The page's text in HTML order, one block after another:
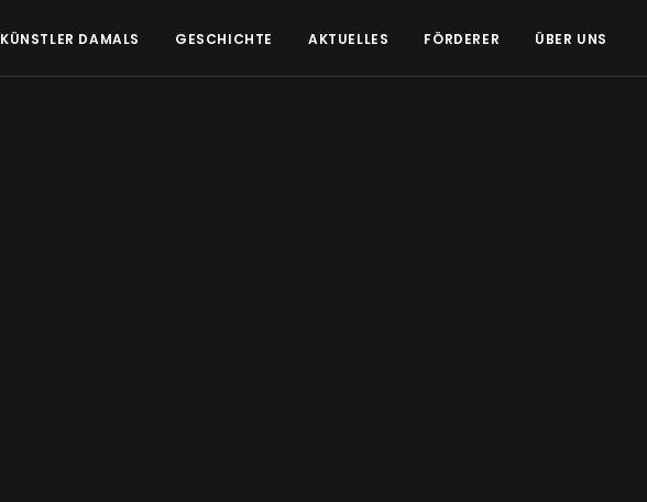
KÜNSTLER DAMALS GESCHICHTE AKTUELLES FÖRDERER ÜBER UNS